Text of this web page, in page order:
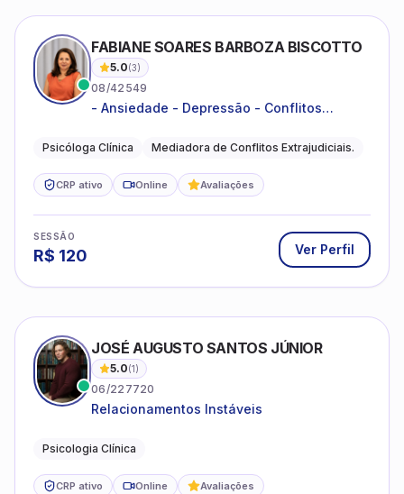
FABIANE SOARES BARBOZA BISCOTTO
5.0(3)
08/42549
- Ansiedade - Depressão - Conflitos
relacionamentos - Autoestima -
Psicóloga Clínica Mediadora de Conflitos Extrajudiciais.
CRP ativo Online Avaliações
SESSÃO
R$ 120 Ver Perfil
JOSÉ AUGUSTO SANTOS JÚNIOR
5.0(1)
06/227720
Relacionamentos Instáveis
Psicologia Clínica
CRP ativo Online Avaliações